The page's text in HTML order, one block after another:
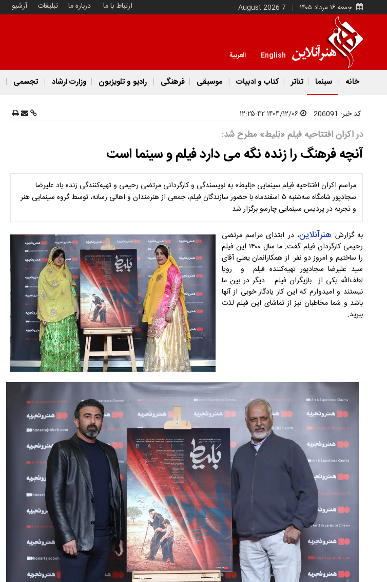
جمعه ۱۶ مرداد ۱۴۰۵ 7 August 2026 ارتباط با ما درباره ما تبلیغات آرشیو
English العربية
خانه سینما تئاتر کتاب و ادبیات موسیقی فرهنگی رادیو و تلویزیون وزارت ارشاد تجسمی
کد خبر: 206091
در اکران افتتاحیه فیلم «بَلیط» مطرح شد:
آنچه فرهنگ را زنده نگه می دارد فیلم و سینما است
مراسم اکران افتتاحیه فیلم سینمایی «بَلیط» به نویسندگی و کارگردانی مرتضی رحیمی و تهیه‌کنندگی زنده یاد علیرضا
سجادپور شامگاه سه‌شنبه ۵ اسفندماه با حضور سازندگان فیلم، جمعی از هنرمندان و اهالی رسانه، توسط گروه سینمایی هنر
و تجربه در پردیس سینمایی چارسو برگزار شد.
به گزارش هنرآنلاین، در ابتدای مراسم مرتضی
رحیمی کارگردان فیلم گفت: ما سال ۱۴۰۰ این فیلم
را ساختیم و امروز دو نفر از همکارانمان یعنی آقای
سید علیرضا سجادپور تهیه‌کننده فیلم و رویا
لطف‌الله یکی از بازیگران فیلم دیگر در بین ما
نیستند و امیدوارم که این کار یادگار خوبی از آنها
باشد و شما مخاطبان نیز از تماشای این فیلم لذت
ببرید.